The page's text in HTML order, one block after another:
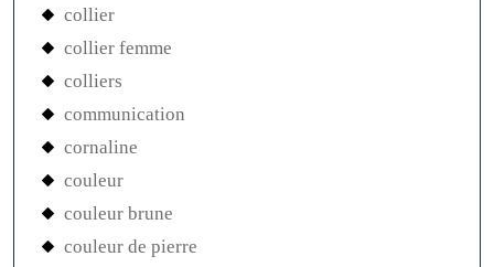
collier
collier femme
colliers
communication
cornaline
couleur
couleur brune
couleur de pierre